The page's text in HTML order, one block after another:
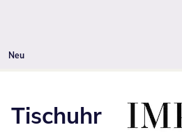
Neu
Tischuhr